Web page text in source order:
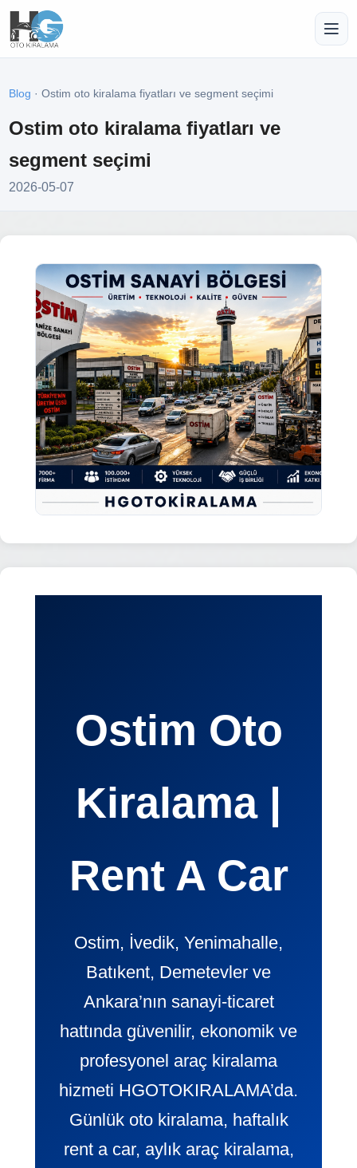
Blog · Ostim oto kiralama fiyatları ve segment seçimi
Ostim oto kiralama fiyatları ve
segment seçimi
2026-05-07
Ostim Oto
Kiralama |
Rent A Car
Ostim, İvedik, Yenimahalle,
Batıkent, Demetevler ve
Ankara’nın sanayi-ticaret
hattında güvenilir, ekonomik ve
profesyonel araç kiralama
hizmeti HGOTOKIRALAMA’da.
Günlük oto kiralama, haftalık
rent a car, aylık araç kiralama,